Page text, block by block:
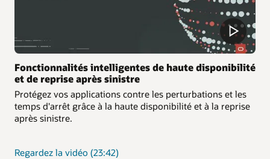
Fonctionnalités intelligentes de haute disponibilité
et de reprise après sinistre
Protégez vos applications contre les perturbations et les
temps d'arrêt grâce à la haute disponibilité et à la reprise
après sinistre.
Regardez la vidéo sur
(23:42)